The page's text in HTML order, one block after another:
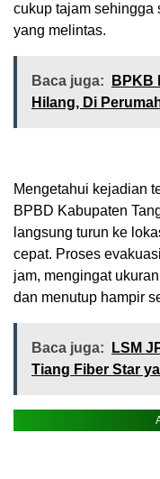
cukup tajam sehingga
yang melintas.
Baca juga:
BPKB
Hilang, Di
Mengetahui kejadian
BPBD Kabupaten
langsung turun ke
cepat. Proses
jam, mengingat
dan menutup hampir
Baca juga:
LSM
Tiang Fiber Star